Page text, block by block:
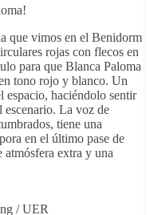
que vimos en el Benidorm
rojas con flecos en
para que Blanca Paloma
tono rojo y blanco. Un
espacio, haciéndolo sentir
escenario. La voz de
tiene una
en el último pase de
atmósfera extra y una
/ UER